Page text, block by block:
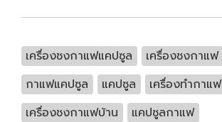
เครื่องชงกาแฟแคปซูล เครื่องชงกาแฟ
กาแฟแคปซูล
แคปซูล
เครื่องทำกาแฟ
เครื่องชงกาแฟบ้าน
แคปซูลกาแฟ